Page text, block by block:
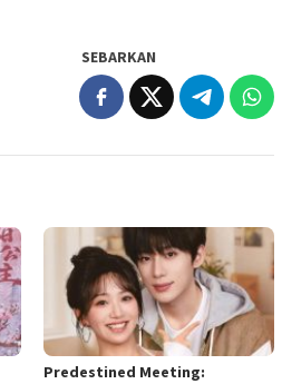
SEBARKAN
Predestined Meeting: